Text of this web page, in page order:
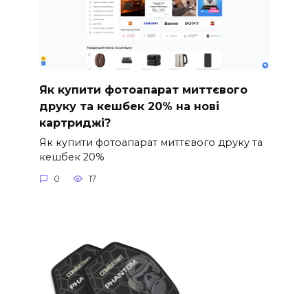
Як купити фотоапарат миттєвого
друку та кешбек 20% на нові
картриджі?
Як купити фотоапарат миттєвого друку та
кешбек 20%
0 17